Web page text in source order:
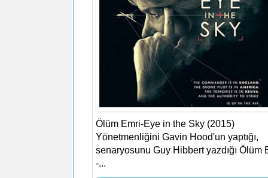
Ölüm Emri-Eye in the Sky (2015)
Yönetmenliğini Gavin Hood'un yaptığı,
senaryosunu Guy Hibbert yazdığı Ölüm
-...